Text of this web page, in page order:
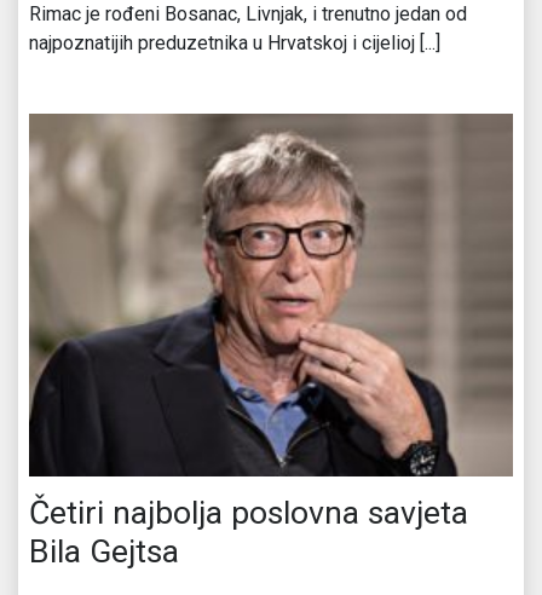
Rimac je rođeni Bosanac, Livnjak, i trenutno jedan od
najpoznatijih preduzetnika u Hrvatskoj i cijelioj [...]
Četiri najbolja poslovna savjeta
Bila Gejtsa